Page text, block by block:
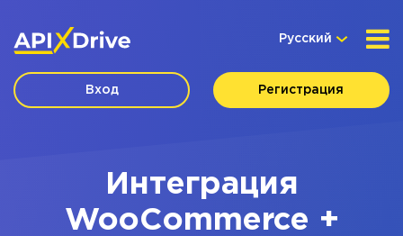
Русский
Вход Регистрация
Интеграция
WooCommerce +